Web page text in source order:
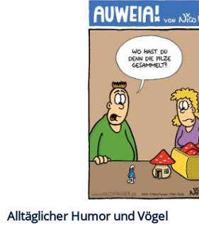
Alltäglicher Humor und Vögel